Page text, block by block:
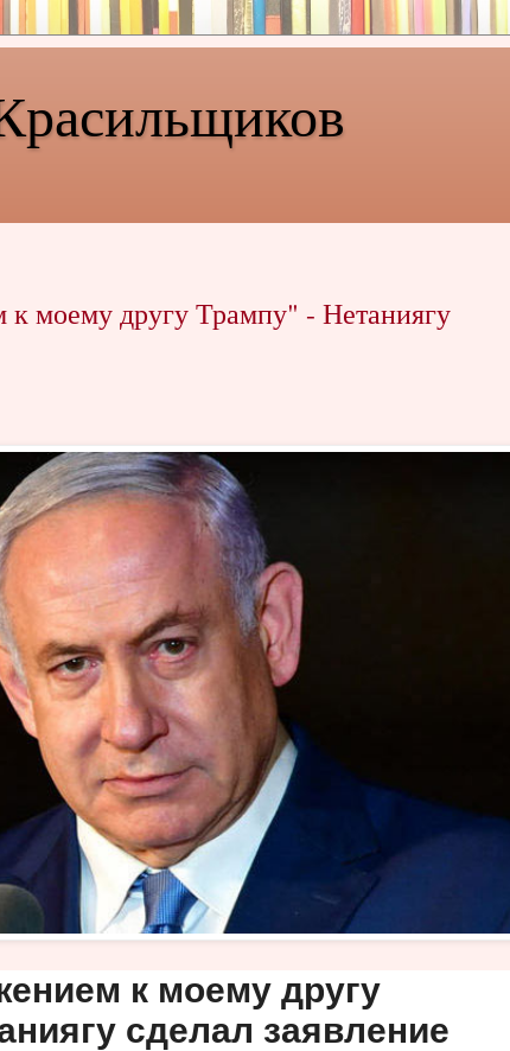
моему другу Трампу" - Нетаниягу
к моему другу
сделал заявление